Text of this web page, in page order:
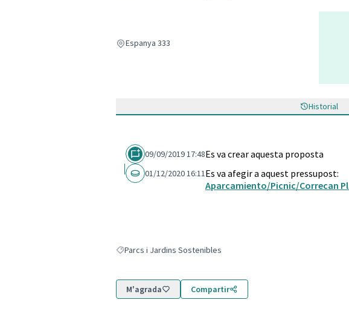
Espanya 333
Historial
09/09/2019 17:48Es va crear aquesta proposta
01/12/2020 16:11Es va afegir a aquest pressupost:
Aparcamiento/Picnic/Correcan
Resultats en filtrar per: Parcs i Jardins Sostenibles
Parcs i Jardins Sostenibles
M'agrada Compartir